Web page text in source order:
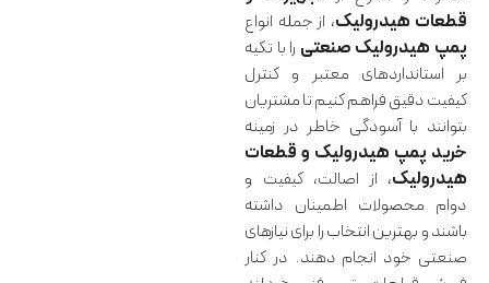
قطعات هیدرولیک، از جمله انواع
پمپ هیدرولیک صنعتی را با تکیه
بر استانداردهای معتبر و کنترل
کیفیت دقیق فراهم کنیم تا مشتریان
بتوانند با آسودگی خاطر در زمینه
خرید پمپ هیدرولیک و قطعات
هیدرولیک، از اصالت، کیفیت و
دوام محصولات اطمینان داشته
باشند و بهترین انتخاب را برای نیازهای
صنعتی خود انجام دهند. در کنار